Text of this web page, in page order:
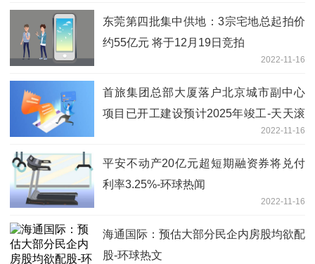
东莞第四批集中供地：3宗宅地总起拍价
约55亿元 将于12月19日竞拍
2022-11-16
首旅集团总部大厦落户北京城市副中心
项目已开工建设预计2025年竣工-天天滚
2022-11-16
平安不动产20亿元超短期融资券将兑付
利率3.25%-环球热闻
2022-11-16
海通国际：预估大部分民企内房股均欲配
股-环球热文